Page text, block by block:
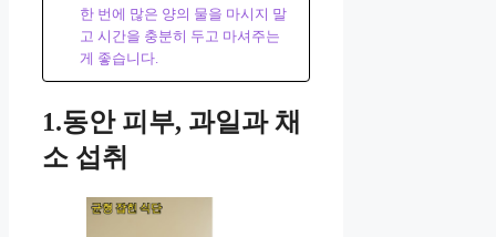
한 번에 많은 양의 물을 마시지 말
고 시간을 충분히 두고 마셔주는
게 좋습니다.
1.동안 피부, 과일과 채
소 섭취